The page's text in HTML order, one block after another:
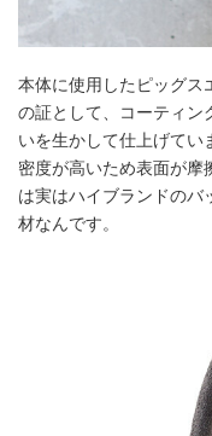
本体に使用したピッグス
の証として、コーティン
いを生かして仕上げてい
密度が高いため表面が摩
は実はハイブランドのバ
材なんです。